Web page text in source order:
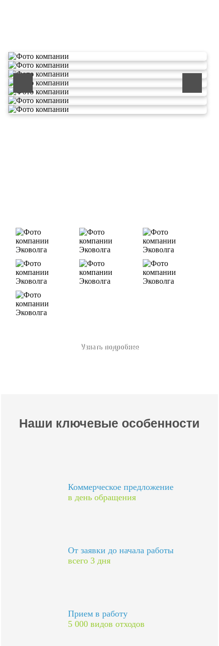
ООО «ЭКОВОЛГА» является современной и
Узнать подробнее
Наши ключевые особенности
Коммерческое предложение
в день обращения
От заявки до начала работы
всего 3 дня
Прием в работу
5 000 видов отходов